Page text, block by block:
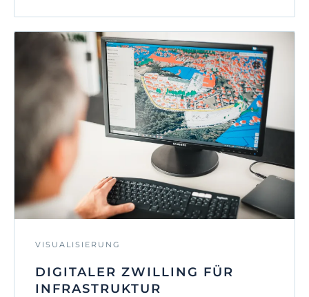
VISUALISIERUNG
DIGITALER ZWILLING FÜR
INFRASTRUKTUR